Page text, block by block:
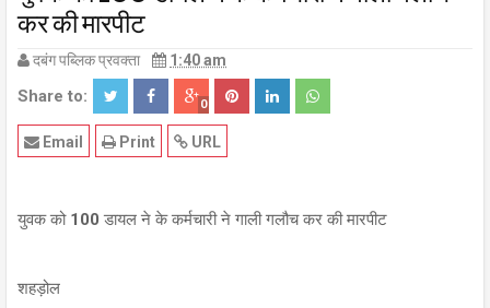
कर की मारपीट
दबंग पब्लिक प्रवक्ता 1:40 am
Share to: 0
URL
Print
Email
युवक को 100 डायल ने के कर्मचारी ने गाली गलौच कर की मारपीट
शहड़ोल